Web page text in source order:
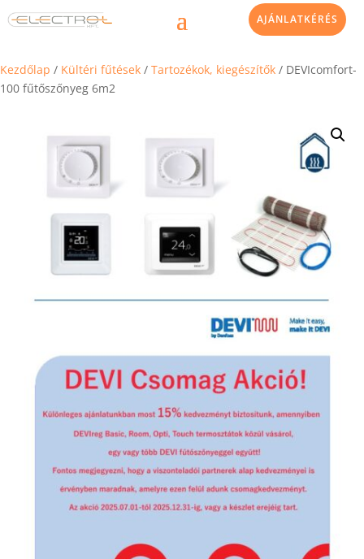
AJÁNLATKÉRÉS
Kezdőlap / Kültéri fűtések / Tartozékok, kiegészítők / DEVIcomfort-
100 fűtőszőnyeg 6m2